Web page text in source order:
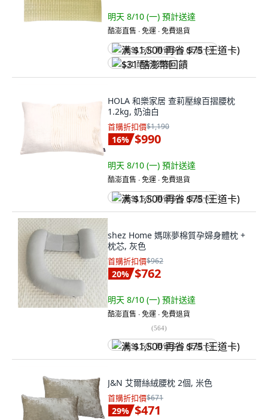
明天 8/10 (一) 預計送達
酷澎直售 ∙ 免運 ∙ 免費退貨
满 $1,500 再省 $75 (王道卡)
$31 酷澎幣回饋
HOLA 和樂家居 查莉壓線百摺腰枕
1.2kg, 奶油白
首購折扣價$1,190
16% $990
明天 8/10 (一) 預計送達
酷澎直售 ∙ 免運 ∙ 免費退貨
满 $1,500 再省 $75 (王道卡)
shez Home 媽咪夢棉質孕婦身體枕 +
枕芯, 灰色
首購折扣價$962
20% $762
明天 8/10 (一) 預計送達
酷澎直售 ∙ 免運 ∙ 免費退貨
(564)
满 $1,500 再省 $75 (王道卡)
J&N 艾爾絲絨腰枕 2個, 米色
首購折扣價$671
29% $471